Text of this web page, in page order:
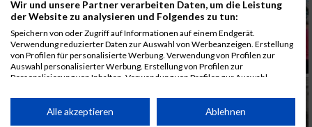
Wir und unsere Partner verarbeiten Daten, um die Leistung
der Website zu analysieren und Folgendes zu tun:
Speichern von oder Zugriff auf Informationen auf einem Endgerät.
Verwendung reduzierter Daten zur Auswahl von Werbeanzeigen. Erstellung
von Profilen für personalisierte Werbung. Verwendung von Profilen zur
Auswahl personalisierter Werbung. Erstellung von Profilen zur
Personalisierung von Inhalten. Verwendung von Profilen zur Auswahl
Performance von Inhalten. Analyse von Zielgruppen durch Statistiken oder
Kombinationen von Daten aus verschiedenen Quellen. Entwicklung und
Alle akzeptieren Ablehnen